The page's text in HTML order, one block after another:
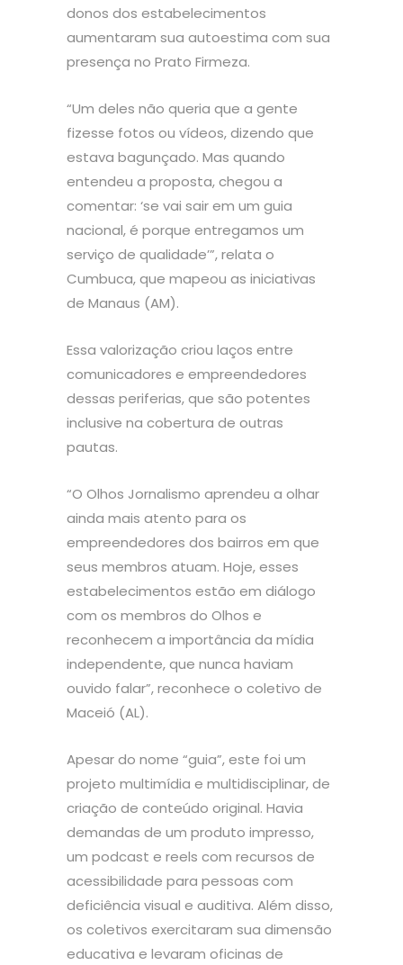
donos dos estabelecimentos
aumentaram sua autoestima com sua
presença no Prato Firmeza.
“Um deles não queria que a gente
fizesse fotos ou vídeos, dizendo que
estava bagunçado. Mas quando
entendeu a proposta, chegou a
comentar: ‘se vai sair em um guia
nacional, é porque entregamos um
serviço de qualidade’”, relata o
Cumbuca, que mapeou as iniciativas
de Manaus (AM).
Essa valorização criou laços entre
comunicadores e empreendedores
dessas periferias, que são potentes
inclusive na cobertura de outras
pautas.
“O Olhos Jornalismo aprendeu a olhar
ainda mais atento para os
empreendedores dos bairros em que
seus membros atuam. Hoje, esses
estabelecimentos estão em diálogo
com os membros do Olhos e
reconhecem a importância da mídia
independente, que nunca haviam
ouvido falar”, reconhece o coletivo de
Maceió (AL).
Apesar do nome “guia”, este foi um
projeto multimídia e multidisciplinar, de
criação de conteúdo original. Havia
demandas de um produto impresso,
um podcast e reels com recursos de
acessibilidade para pessoas com
deficiência visual e auditiva. Além disso,
os coletivos exercitaram sua dimensão
educativa e levaram oficinas de